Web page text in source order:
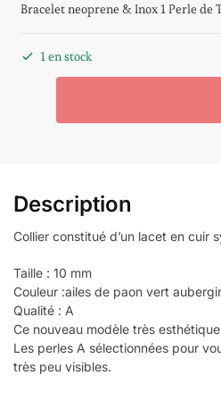
Bracelet neoprene & Inox 1 Perle de
1 en stock
Description
Collier constitué d’un lacet en cuir
Taille : 10 mm
Couleur :ailes de paon vert
Qualité : A
Ce nouveau modèle très
Les perles A sélectionnées pour
très peu visibles.